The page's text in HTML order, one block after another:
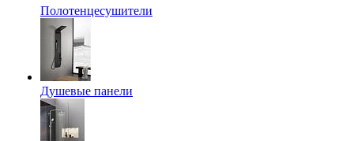
Полотенцесушители
Душевые панели